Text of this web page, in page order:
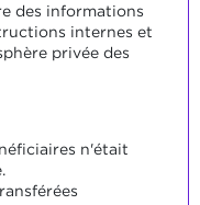
des informations
internes et
privée des
n'était